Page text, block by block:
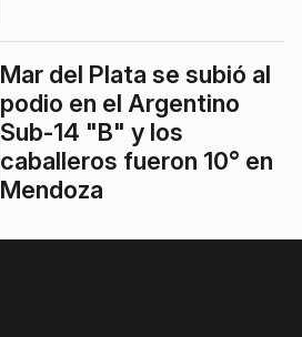
Mar del Plata se subió al
podio en el Argentino
Sub-14 "B" y los
caballeros fueron 10° en
Mendoza